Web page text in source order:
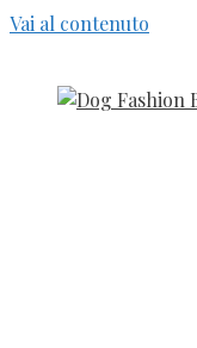
Vai al contenuto